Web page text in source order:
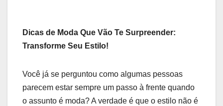
Dicas de Moda Que Vão Te Surpreender:
Transforme ⁣Seu Estilo!
Você já se perguntou como algumas pessoas
parecem estar ‍sempre um‍ passo ‍à frente quando
o assunto⁣ é moda? A⁣ verdade é que o estilo⁣ não é